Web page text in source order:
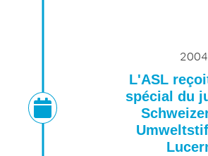
2004
L'ASL
spécial du